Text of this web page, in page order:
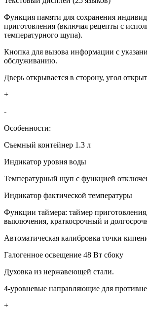
Функция памяти для сохранения
приготовления (включая рецепты с
температурного щупа).
Кнопка для вызова информации с
обслуживанию.
Дверь открывается в сторону, угол
+
-
Особенности:
Съемный контейнер 1.3 л
Индикатор уровня воды
Температурный щуп с функцией
Индикатор фактической температуры
Функции таймера: таймер
выключения, краткосрочный и
Автоматическая калибровка точки
Галогенное освещение 48 Вт сбоку
Духовка из нержавеющей стали.
4-уровневые направляющие для
+